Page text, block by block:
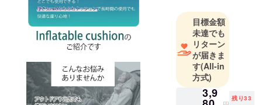
ロジェクト
を立ち上げ
ました。
最新のテク
ノロジー
で、皆さん
の生活をよ
目標金額
未達でも
リターン
が届きま
す(All-in
方式)
3,9 残り33